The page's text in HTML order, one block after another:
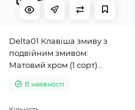
Delta01 Клавіша змиву з
подвійним змивом:
Матовий хром (1 сорт)
В наявності